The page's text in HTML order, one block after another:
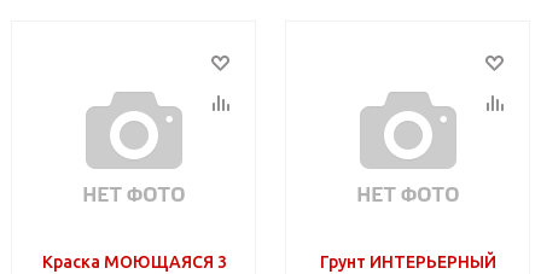
Краска МОЮЩАЯСЯ 3
Грунт ИНТЕРЬЕРНЫЙ